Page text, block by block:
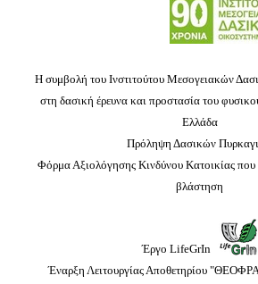
Η συμβολή του Ινστιτούτου Μεσογειακών
στη δασική έρευνα και προστασία του
Ελλάδα
Πρόληψη Δασικών
Φόρμα Αξιολόγησης Κινδύνου Κατοικίας που
βλάστηση
Έργο LifeGrIn
Έναρξη Λειτουργίας Αποθετηρίου